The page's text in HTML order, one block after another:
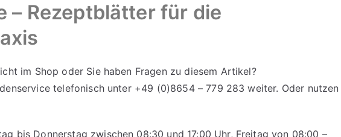
– Rezeptblätter für die
im Shop oder Sie haben Fragen zu diesem Artikel?
telefonisch unter +49 (0)8654 – 779 283 weiter. Oder nutzen
bis Donnerstag zwischen 08:30 und 17:00 Uhr, Freitag von 08:00 –